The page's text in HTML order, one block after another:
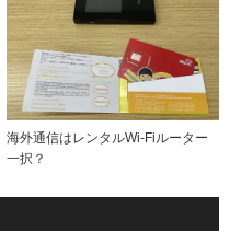
海外通信はレンタルWi-Fiルーター
一択？